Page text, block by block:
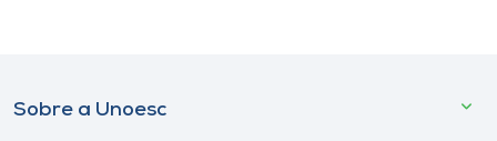
Sobre a Unoesc